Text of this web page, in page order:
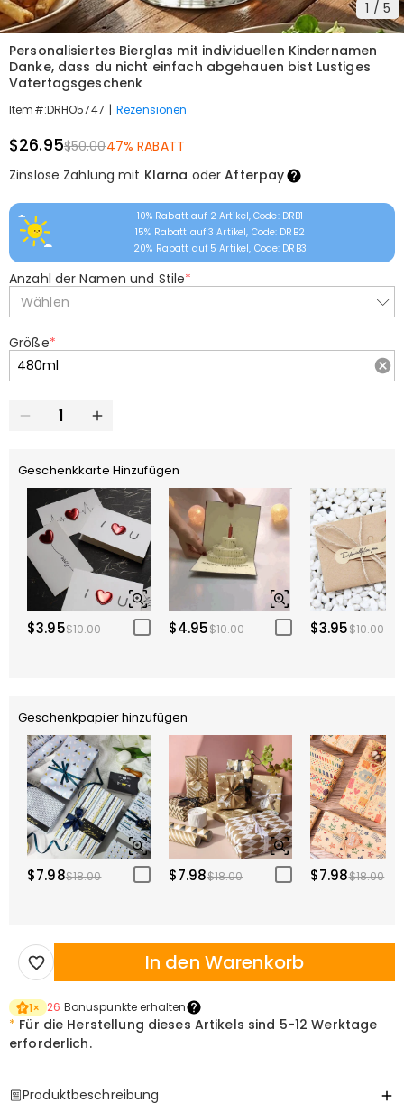
1 / 5
Personalisiertes Bierglas mit individuellen Kindernamen
Danke, dass du nicht einfach abgehauen bist Lustiges
Vatertagsgeschenk
Item#:DRHO5747 | Rezensionen
$26.95$50.0047% RABATT
Zinslose Zahlung mit Klarna oderAfterpay
10% Rabatt auf 2 Artikel, Code: DRB1
15% Rabatt auf 3 Artikel, Code: DRB2
20% Rabatt auf 5 Artikel, Code: DRB3
Anzahl der Namen und Stile*
Wählen
Größe*
Geschenkkarte Hinzufügen
$3.95$10.00 $4.95$10.00 $3.95$10.00
Geschenkpapier hinzufügen
$7.98$18.00 $7.98$18.00 $7.98$18.00
In den Warenkorb
1× 26 Bonuspunkte erhalten
* Für die Herstellung dieses Artikels sind 5-12 Werktage
erforderlich.
Produktbeschreibung